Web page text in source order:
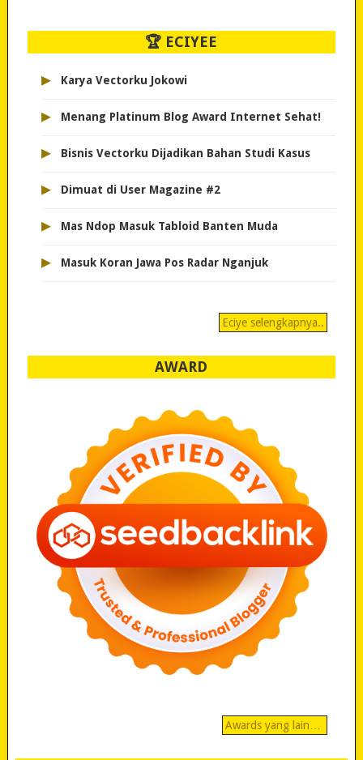
🏆 ECIYEE
▸ Karya Vectorku Jokowi
▸ Menang Platinum Blog Award Internet Sehat!
▸ Bisnis Vectorku Dijadikan Bahan Studi Kasus
▸ Dimuat di User Magazine #2
▸ Mas Ndop Masuk Tabloid Banten Muda
▸ Masuk Koran Jawa Pos Radar Nganjuk
Eciye selengkapnya..
AWARD
Awards yang lain…